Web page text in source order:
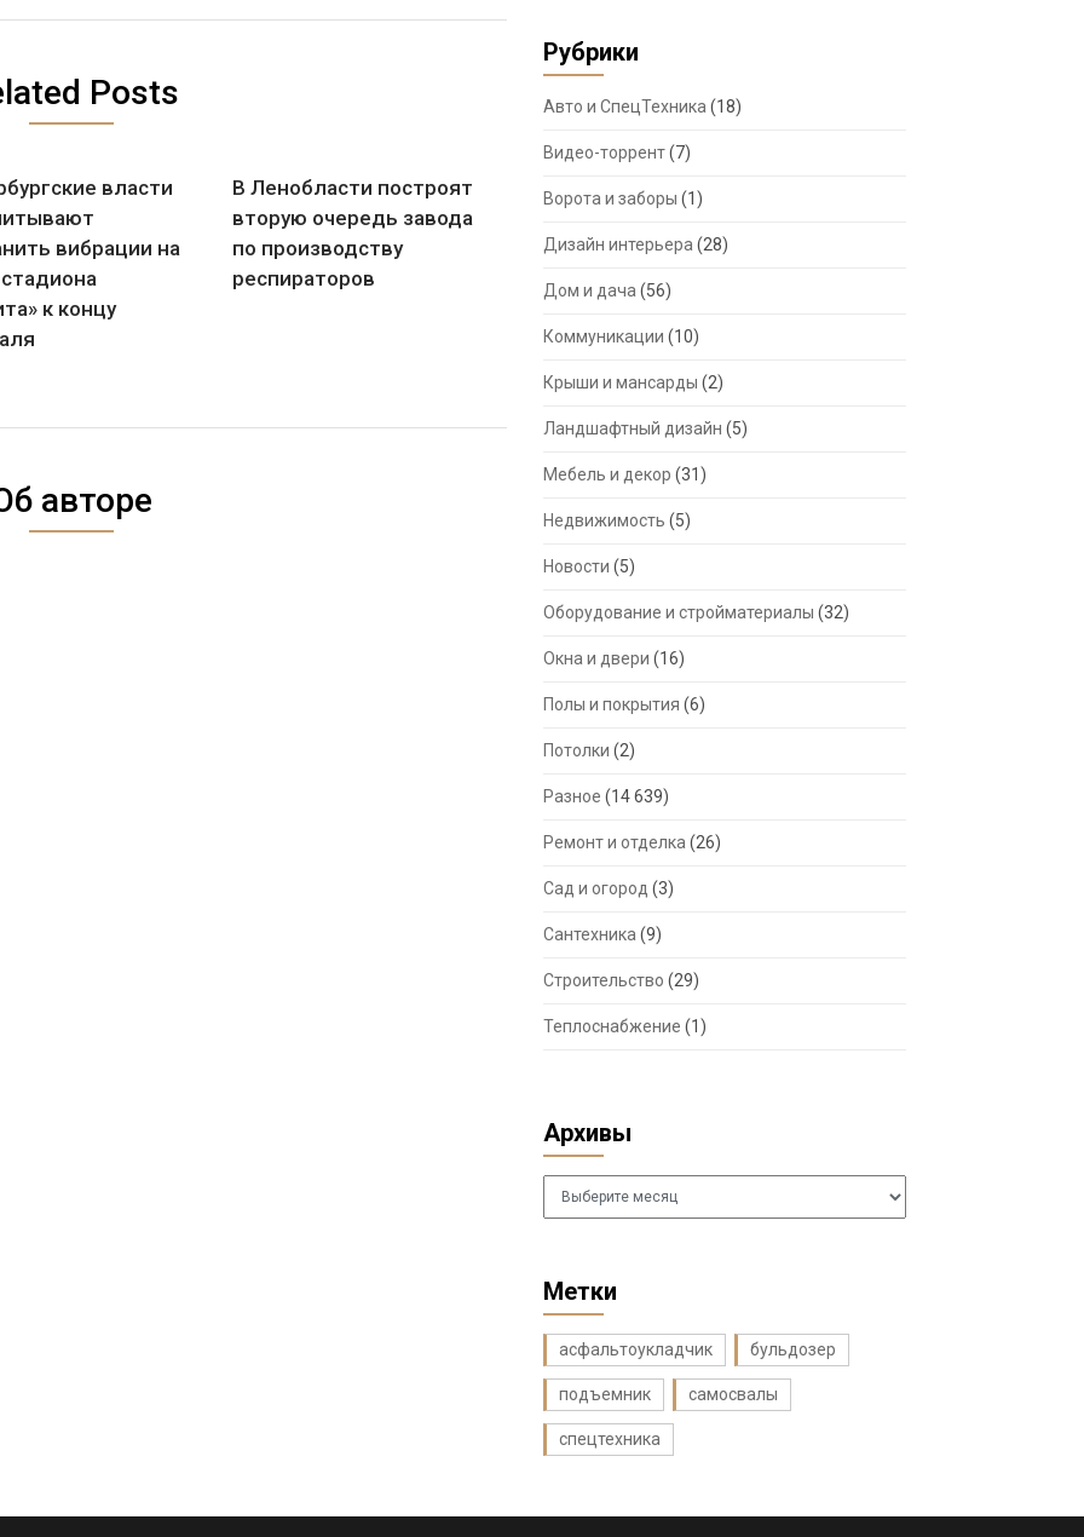
Posts
власти
вибрации на
к концу
В Ленобласти построят
вторую очередь завода
по производству
респираторов
авторе
Рубрики
Авто и СпецТехника (18)
Видео-торрент(7)
Ворота и заборы (1)
Дизайн интерьера (28)
Дом и дача (56)
Коммуникации (10)
Крыши и мансарды (2)
Ландшафтный дизайн (5)
Мебель и декор (31)
Недвижимость (5)
Новости (5)
Оборудование и стройматериалы (32)
Окна и двери (16)
Полы и покрытия (6)
Потолки (2)
Разное (14 639)
Ремонт и отделка (26)
Сад и огород (3)
Сантехника (9)
Строительство (29)
Теплоснабжение (1)
Архивы
Архивы
Метки
асфальтоукладчик бульдозер
подъемник самосвалы
спецтехника